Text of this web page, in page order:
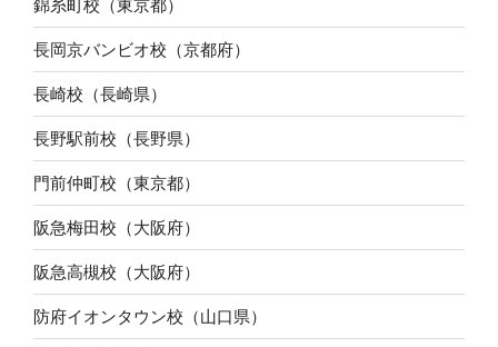
錦糸町校（東京都）
長岡京バンビオ校（京都府）
長崎校（長崎県）
長野駅前校（長野県）
門前仲町校（東京都）
阪急梅田校（大阪府）
阪急高槻校（大阪府）
防府イオンタウン校（山口県）